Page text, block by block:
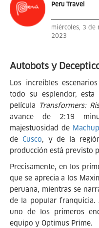
Peru Travel
miércoles, 3 de
2023
Autobots y
Los increíbles
todo su esplendor,
película Transformers:
avance de 2:19
majestuosidad de
de Cusco, y de la
producción está previsto
Precisamente, en los
que se aprecia a los
peruana, mientras se
de la popular franquicia.
uno de los primeros
equipo y Optimus Prime.